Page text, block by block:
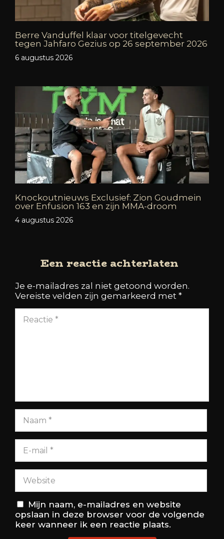
Berre Vanduffel klaar voor titelgevecht
tegen Jahfaro Gezius op 26 september 2026
6 augustus 2026
Knockoutnieuws Exclusief: Zion Goudmein
over Enfusion 163 en zijn MMA-droom
4 augustus 2026
Een reactie achterlaten
Je e-mailadres zal niet getoond worden.
Vereiste velden zijn gemarkeerd met *
Mijn naam, e-mailadres en website
opslaan in deze browser voor de volgende
keer wanneer ik een reactie plaats.